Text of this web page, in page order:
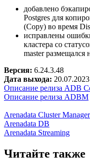
добавлено
Postgres для
(Copy) во время
исправлены
кластера со
master размещался
Версия: 6.24.3.48
Дата выхода: 20.07.2023
Описание релиза ADB
Описание релиза ADBM
Arenadata Cluster Manager
Arenadata DB
Arenadata Streaming
Читайте также